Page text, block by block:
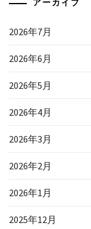
アーカイブ
2026年7月
2026年6月
2026年5月
2026年4月
2026年3月
2026年2月
2026年1月
2025年12月